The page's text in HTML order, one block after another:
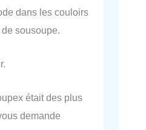
dans les couloirs
sousoupe.
était des plus
demande